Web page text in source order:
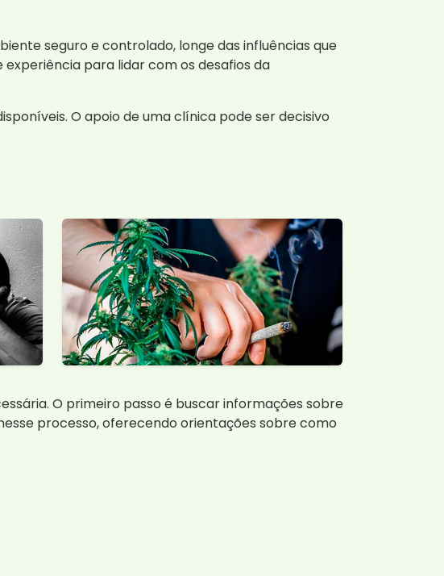
seguro e controlado, longe das influências que
para lidar com os desafios da
O apoio de uma clínica pode ser decisivo
O primeiro passo é buscar informações sobre
processo, oferecendo orientações sobre como